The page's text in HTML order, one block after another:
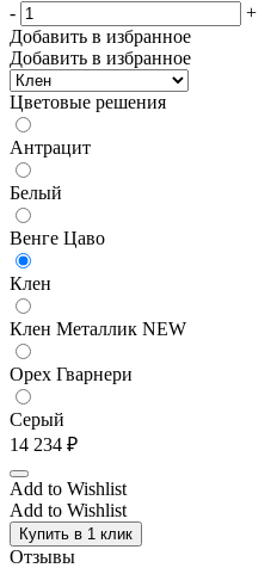
-
+
Добавить в избранное
Добавить в избранное
Цветовые решения
Антрацит
Белый
Венге Цаво
Клен
Клен Металлик NEW
Орех Гварнери
Серый
14 234 ₽
Add to Wishlist
Add to Wishlist
Купить в 1 клик
Отзывы